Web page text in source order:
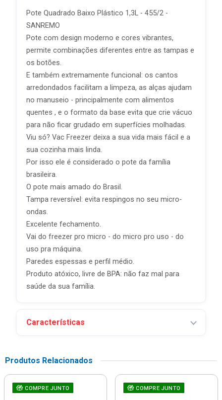
Pote Quadrado Baixo Plástico 1,3L - 455/2 -
SANREMO
Pote com design moderno e cores vibrantes,
permite combinações diferentes entre as tampas e
os botões.
E também extremamente funcional: os cantos
arredondados facilitam a limpeza, as alças ajudam
no manuseio - principalmente com alimentos
quentes , e o formato da base evita que crie vácuo
para não ficar grudado em superfícies molhadas.
Viu só? Vac Freezer deixa a sua vida mais fácil e a
sua cozinha mais linda.
Por isso ele é considerado o pote da família
brasileira.
O pote mais amado do Brasil.
Tampa reversível: evita respingos no seu micro-
ondas.
Excelente fechamento.
Vai do freezer pro micro - do micro pro uso - do
uso pra máquina.
Paredes espessas e perfil médio.
Produto atóxico, livre de BPA: não faz mal para
saúde da sua família.
Características
Produtos Relacionados
COMPRE JUNTO COMPRE JUNTO